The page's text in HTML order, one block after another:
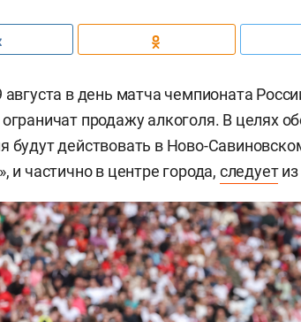
августа в день матча чемпионата
ограничат продажу алкоголя. В целях
будут действовать в Ново-
и частично в центре города, следуетиз